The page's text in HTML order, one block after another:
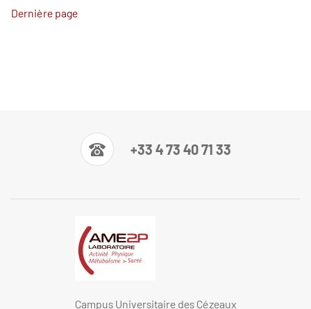
Dernière page
+33 4 73 40 71 33
Campus Universitaire des Cézeaux